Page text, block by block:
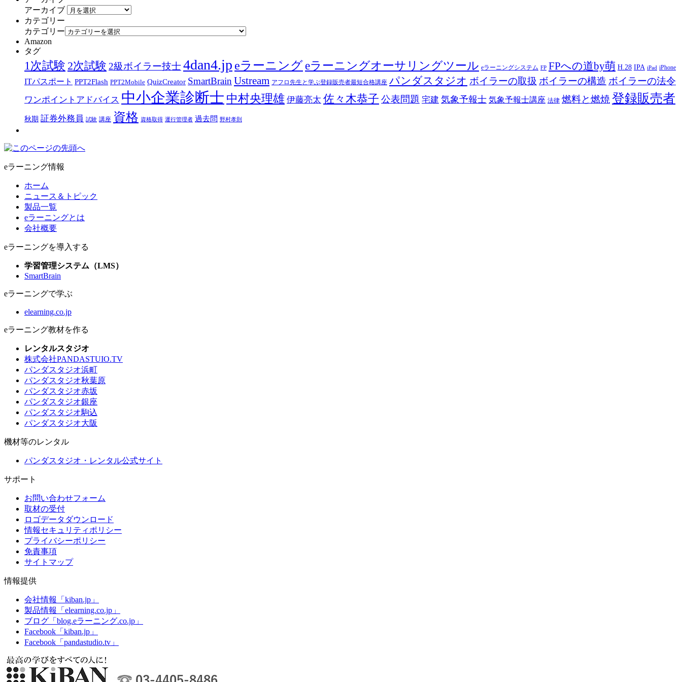
アーカイブ
カテゴリー
カテゴリー
Amazon
タグ
1次試験 2次試験 2級ボイラー技士4dan4.jp eラーニング eラーニングオーサリングツール eラーニングシステム FP FPへの道by萌 H.28 IPA iPad iPhone
ITパスポート PPT2Flash PPT2Mobile QuizCreator SmartBrain Ustream アフロ先生と学ぶ登録販売者最短合格講座 パンダスタジオ ボイラーの取扱 ボイラーの構造 ボイラーの法令
ワンポイントアドバイス 中小企業診断士 中村央理雄 伊藤亮太 佐々木恭子 公表問題 宅建 気象予報士 気象予報士講座 法律 燃料と燃焼 登録販売者
秋期 証券外務員 試験 講座 資格 資格取得 運行管理者 過去問 野村孝則
eラーニング情報
ホーム
ニュース＆トピック
製品一覧
eラーニングとは
会社概要
eラーニングを導入する
学習管理システム（LMS）
SmartBrain
eラーニングで学ぶ
elearning.co.jp
eラーニング教材を作る
レンタルスタジオ
株式会社PANDASTUIO.TV
パンダスタジオ浜町
パンダスタジオ秋葉原
パンダスタジオ赤坂
パンダスタジオ銀座
パンダスタジオ駒込
パンダスタジオ大阪
機材等のレンタル
パンダスタジオ・レンタル公式サイト
サポート
お問い合わせフォーム
取材の受付
ロゴデータダウンロード
情報セキュリティポリシー
プライバシーポリシー
免責事項
サイトマップ
情報提供
会社情報「kiban.jp」
製品情報「elearning.co.jp」
ブログ「blog.eラーニング.co.jp」
Facebook「kiban.jp」
Facebook「pandastudio.tv」